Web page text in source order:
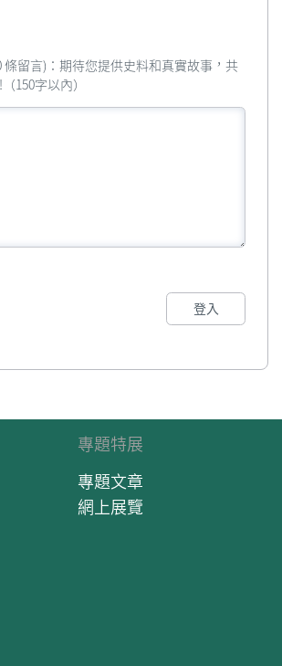
條留言)：期待您提供史料和真實故事，共
150字以內）
登入
專題特展
專題文章
網上展覽